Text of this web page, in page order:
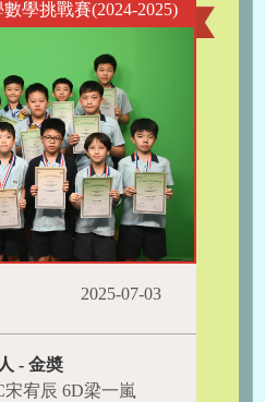
學挑戰賽(2024-2025)
2025-07-03
- 金奬
宋宥辰 6D梁一嵐